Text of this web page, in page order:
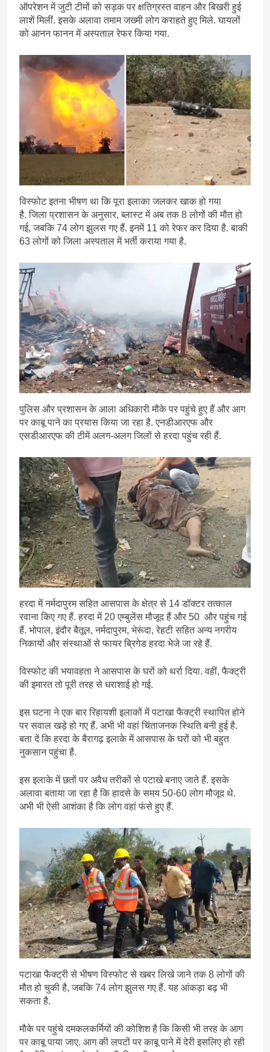
ऑपरेशन में जुटी टीमों को सड़क पर क्षतिग्रस्त वाहन और बिखरी हुई
लाशें मिलीं. इसके अलावा तमाम जख्मी लोग कराहते हुए मिले. घायलों
को आनन फानन में अस्पताल रेफर किया गया.
विस्फोट इतना भीषण था कि पूरा इलाका जलकर खाक हो गया
है. जिला प्रशासन के अनुसार, ब्लास्ट में अब तक 8 लोगों की मौत हो
गई, जबकि 74 लोग झुलस गए हैं. इनमें 11 को रेफर कर दिया है. बाकी
63 लोगों को जिला अस्पताल में भर्ती कराया गया है.
पुलिस और प्रशासन के आला अधिकारी मौके पर पहुंचे हुए हैं और आग
पर काबू पाने का प्रयास किया जा रहा है. एनडीआरएफ और
एसडीआरएफ की टीमें अलग-अलग जिलों से हरदा पहुंच रही हैं.
हरदा में नर्मदापुरम सहित आसपास के क्षेत्र से 14 डॉक्टर तत्काल
रवाना किए गए हैं. हरदा में 20 एम्बुलेंस मौजूद हैं और 50 और पहुंच गई
हैं. भोपाल, इंदौर बैतूल, नर्मदापुरम, भेरूंदा, रेहटी सहित अन्य नगरीय
निकायों और संस्थाओं से फायर ब्रिगेड हरदा भेजे जा रहे हैं.
विस्फोट की भयावहता ने आसपास के घरों को थर्रा दिया. वहीं, फैक्ट्री
की इमारत तो पूरी तरह से धराशाई हो गई.
इस घटना ने एक बार रिहायशी इलाकों में पटाखा फैक्ट्री स्थापित होने
पर सवाल खड़े हो गए हैं. अभी भी वहां चिंताजनक स्थिति बनी हुई है.
बता दें कि हरदा के बैरागढ़ इलाके में आसपास के घरों को भी बहुत
नुकसान पहुंचा है.
इस इलाके में छतों पर अवैध तरीकों से पटाखे बनाए जाते हैं. इसके
अलावा बताया जा रहा है कि हादसे के समय 50-60 लोग मौजूद थे.
अभी भी ऐसी आशंका है कि लोग वहां फंसे हुए हैं.
पटाखा फैक्ट्री से भीषण विस्फोट से खबर लिखे जाने तक 8 लोगों की
मौत हो चुकी है, जबकि 74 लोग झुलस गए हैं. यह आंकड़ा बढ़ भी
सकता है.
मौके पर पहुंचे दमकलकर्मियों की कोशिश है कि किसी भी तरह के आग
पर काबू पाया जाए. आग की लपटों पर काबू पाने में देरी इसलिए हो रही